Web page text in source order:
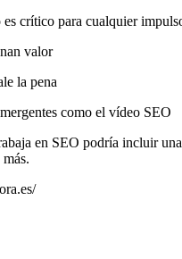
crítico para cualquier
valor
la pena
como el vídeo SEO
en SEO podría incluir